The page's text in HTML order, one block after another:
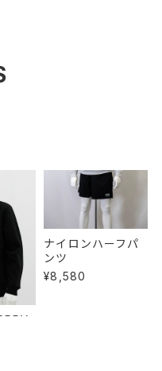
ナイロンハーフパ
ンツ
¥8,580